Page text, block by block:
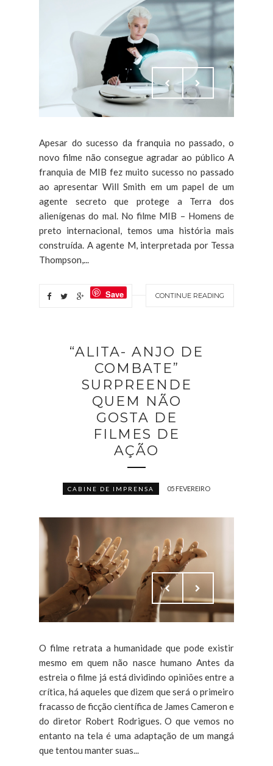
Apesar do sucesso da franquia no passado, o
novo filme não consegue agradar ao público A
franquia de MIB fez muito sucesso no passado
ao apresentar Will Smith em um papel de um
agente secreto que protege a Terra dos
alienígenas do mal. No filme MIB – Homens de
preto internacional, temos uma história mais
construída. A agente M, interpretada por Tessa
Thompson,...
CONTINUE READING
Save
“ALITA- ANJO DE
COMBATE”
SURPREENDE
QUEM NÃO
GOSTA DE
FILMES DE
AÇÃO
CABINE DE IMPRENSA 05 FEVEREIRO
O filme retrata a humanidade que pode existir
mesmo em quem não nasce humano Antes da
estreia o filme já está dividindo opiniões entre a
crítica, há aqueles que dizem que será o primeiro
fracasso de ficção científica de James Cameron e
do diretor Robert Rodrigues. O que vemos no
entanto na tela é uma adaptação de um mangá
que tentou manter suas...